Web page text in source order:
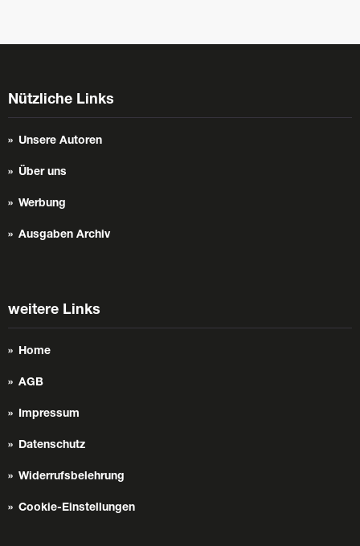
Nützliche Links
Unsere Autoren
Über uns
Werbung
Ausgaben Archiv
weitere Links
Home
AGB
Impressum
Datenschutz
Widerrufsbelehrung
Cookie-Einstellungen